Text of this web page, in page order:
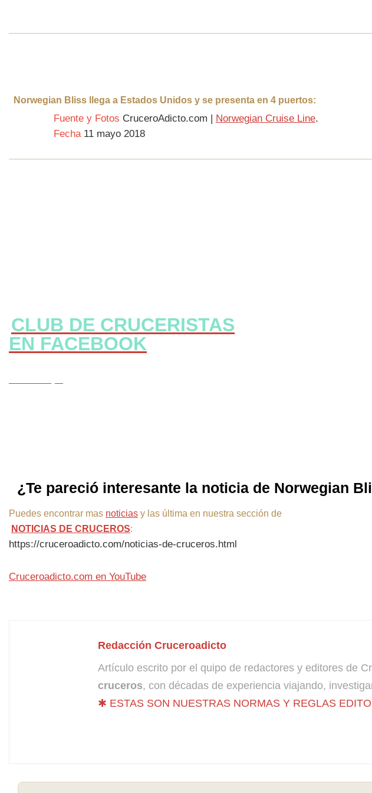
Norwegian Bliss llega a Estados Unidos y se presenta en 4 puertos:
Fuente y Fotos CruceroAdicto.com | Norwegian Cruise Line.
Fecha11 mayo 2018
CLUB DE CRUCERISTAS
EN FACEBOOK
¿Te pareció interesante la noticia de Norwegian
Puedes encontrar mas noticias y las última en nuestra sección de
NOTICIAS DE CRUCEROS:
https://cruceroadicto.com/noticias-de-cruceros.html
Cruceroadicto.com en YouTube
Redacción Cruceroadicto
Artículo escrito por el quipo de redactores y editores de
cruceros, con décadas de experiencia viajando,
✱ ESTAS SON NUESTRAS NORMAS Y REGLAS